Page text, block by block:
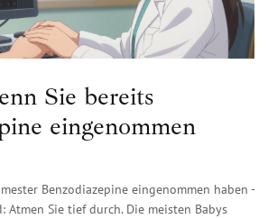
Sie bereits
eingenommen
Benzodiazepine eingenommen haben -
Atmen Sie tief durch. Die meisten Babys